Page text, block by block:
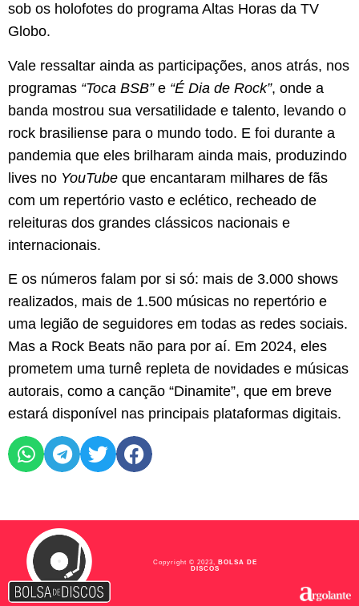
sob os holofotes do programa Altas Horas da TV
Globo.
Vale ressaltar ainda as participações, anos atrás, nos
programas “Toca BSB”e “É Dia de Rock”, onde a
banda mostrou sua versatilidade e talento, levando o
rock brasiliense para o mundo todo. E foi durante a
pandemia que eles brilharam ainda mais, produzindo
lives no YouTube que encantaram milhares de fãs
com um repertório vasto e eclético, recheado de
releituras dos grandes clássicos nacionais e
internacionais.
E os números falam por si só: mais de 3.000 shows
realizados, mais de 1.500 músicas no repertório e
uma legião de seguidores em todas as redes sociais.
Mas a Rock Beats não para por aí. Em 2024, eles
prometem uma turnê repleta de novidades e músicas
autorais, como a canção “Dinamite”, que em breve
estará disponível nas principais plataformas digitais.
Copyright © 2023,BOLSA DE
DISCOS